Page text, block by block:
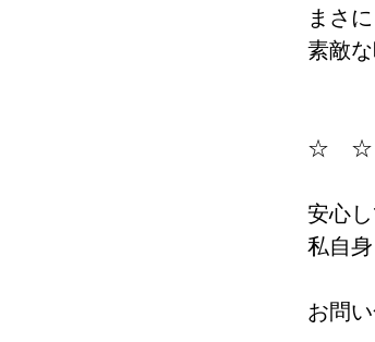
まさ
素敵
☆　☆
安心
私自
お問